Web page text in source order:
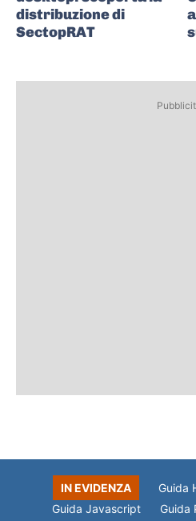
distribuzione di
SectopRAT
IN EVIDENZA Guida
Guida Javascript
Guida